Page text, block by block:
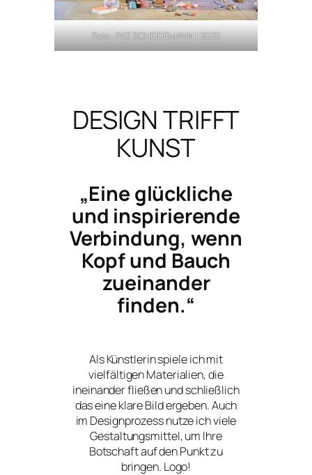
Foto: PAT SCHEIDEMANN | 2025
DESIGN TRIFFT
KUNST
„Eine glückliche
und inspirierende
Verbindung, wenn
Kopf und Bauch
zueinander
finden.“
Als Künstlerin spiele ich mit
vielfältigen Materialien, die
ineinander fließen und schließlich
das eine klare Bild ergeben. Auch
im Designprozess nutze ich viele
Gestaltungsmittel, um Ihre
Botschaft auf den Punkt zu
bringen. Logo!